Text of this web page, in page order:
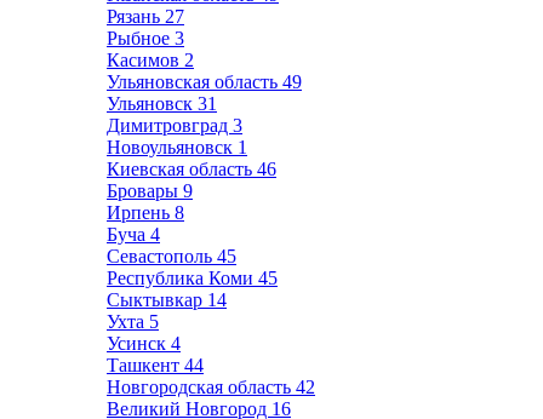
Рязань 27
Рыбное 3
Касимов 2
Ульяновская область 49
Ульяновск 31
Димитровград 3
Новоульяновск 1
Киевская область 46
Бровары 9
Ирпень 8
Буча 4
Севастополь 45
Республика Коми 45
Сыктывкар 14
Ухта 5
Усинск 4
Ташкент 44
Новгородская область 42
Великий Новгород 16